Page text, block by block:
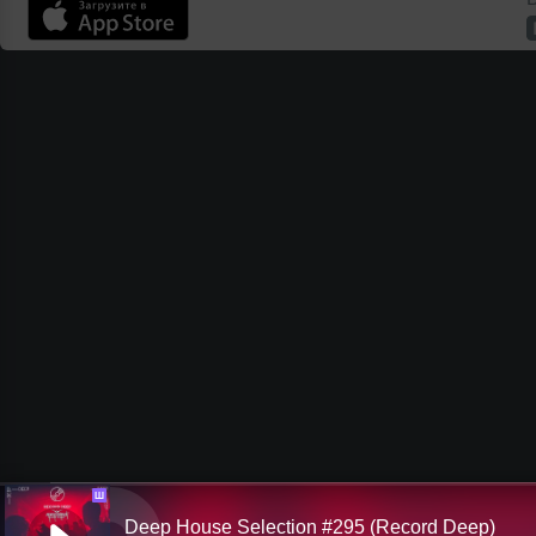
Ш
Deep House Selection #295 (Record Deep)